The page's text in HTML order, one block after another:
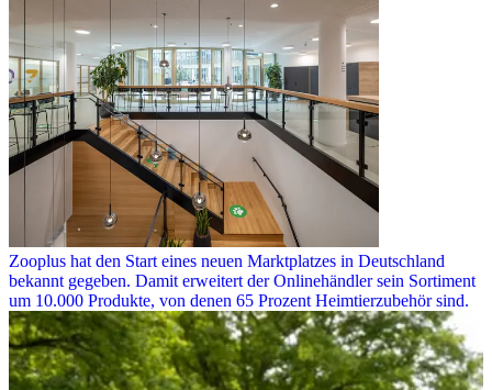
Zooplus hat den Start eines neuen Marktplatzes in Deutschland
bekannt gegeben. Damit erweitert der Onlinehändler sein Sortiment
um 10.000 Produkte, von denen 65 Prozent Heimtierzubehör sind.